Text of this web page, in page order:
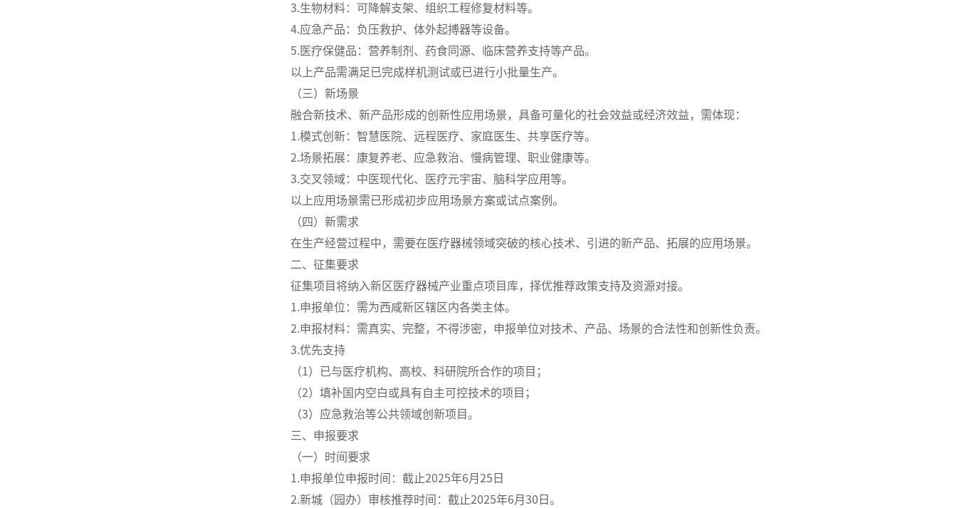
3.生物材料：可降解支架、组织工程修复材料等。
4.应急产品：负压救护、体外起搏器等设备。
5.医疗保健品：营养制剂、药食同源、临床营养支持等产品。
以上产品需满足已完成样机测试或已进行小批量生产。
（三）新场景
融合新技术、新产品形成的创新性应用场景，具备可量化的社会效益或经济效益，需体现：
1.模式创新：智慧医院、远程医疗、家庭医生、共享医疗等。
2.场景拓展：康复养老、应急救治、慢病管理、职业健康等。
3.交叉领域：中医现代化、医疗元宇宙、脑科学应用等。
以上应用场景需已形成初步应用场景方案或试点案例。
（四）新需求
在生产经营过程中，需要在医疗器械领域突破的核心技术、引进的新产品、拓展的应用场景。
二、征集要求
征集项目将纳入新区医疗器械产业重点项目库，择优推荐政策支持及资源对接。
1.申报单位：需为西咸新区辖区内各类主体。
2.申报材料：需真实、完整，不得涉密，申报单位对技术、产品、场景的合法性和创新性负责。
3.优先支持
（1）已与医疗机构、高校、科研院所合作的项目；
（2）填补国内空白或具有自主可控技术的项目；
（3）应急救治等公共领域创新项目。
三、申报要求
（一）时间要求
1.申报单位申报时间：截止2025年6月25日
2.新城（园办）审核推荐时间：截止2025年6月30日。